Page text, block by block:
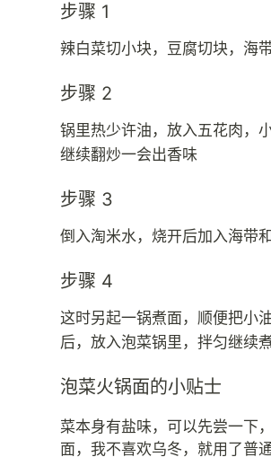
步骤 1
辣白菜切小块，豆腐切块，海
步骤 2
锅里热少许油，放入五花肉，
继续翻炒一会出香味
步骤 3
倒入淘米水，烧开后加入海带
步骤 4
这时另起一锅煮面，顺便把小
后，放入泡菜锅里，拌匀继续
泡菜火锅面的小贴士
菜本身有盐味，可以先尝一下
面，我不喜欢乌冬，就用了普